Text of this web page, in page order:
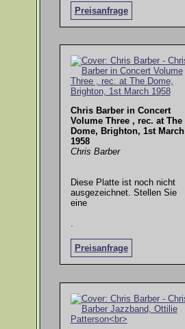
Preisanfrage
Chris Barber in Concert
Volume Three , rec. at The
Dome, Brighton, 1st March
1958
Chris Barber
Diese Platte ist noch nicht
ausgezeichnet. Stellen Sie
eine
Preisanfrage